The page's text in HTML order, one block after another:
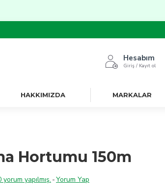
Hesabım
Giriş / Kayıt ol
HAKKIMIZDA MARKALAR
Hortumu 150m
yorum yapılmış. -Yorum Yap